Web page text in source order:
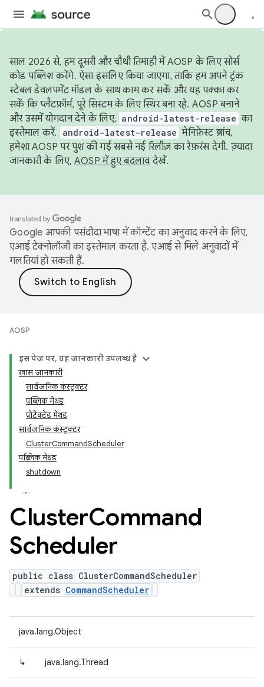
साल 2026 से, हम दूसरी और चौथी तिमाही में AOSP के लिए सोर्स
कोड पब्लिश करेंगे. ऐसा इसलिए किया जाएगा, ताकि हम अपने ट्रंक
स्टेबल डेवलपमेंट मॉडल के साथ काम कर सकें और यह पक्का कर
सकें कि प्लैटफ़ॉर्म, पूरे सिस्टम के लिए स्थिर बना रहे. AOSP बनाने
और उसमें योगदान देने के लिए, android-latest-release का
इस्तेमाल करें.
android-latest-release मेनिफ़ेस्ट ब्रांच,
हमेशा AOSP पर पुश की गई सबसे नई रिलीज़ का रेफ़रंस देगी. ज़्यादा
जानकारी के लिए, AOSP में हुए बदलावदेखें.
Google आपकी पसंदीदा भाषा में कॉन्टेंट का अनुवाद करने के लिए,
एआई टेक्नोलॉजी का इस्तेमाल करता है. एआई से मिले अनुवादों में
गलतियां हो सकती हैं.
AOSP
इस पेज पर, यह जानकारी उपलब्ध है
खास जानकारी
सार्वजनिक कंस्ट्रक्टर
पब्लिक मेथड
प्रोटेक्टेड मेथड
सार्वजनिक कंस्ट्रक्टर
ClusterCommandScheduler
पब्लिक मेथड
shutdown
ClusterCommand
Scheduler
public class ClusterCommandScheduler
extends CommandScheduler
java.lang.Object
↳ java.lang.Thread